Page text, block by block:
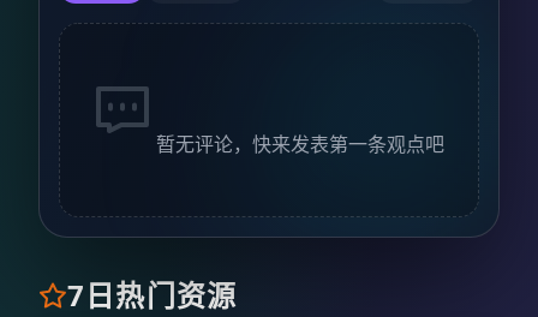
暂无评论，快来发表第一条观点吧
7日热门资源